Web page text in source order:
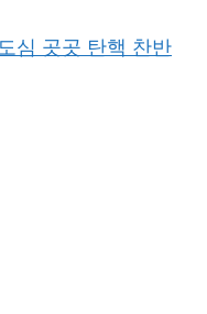
심 곳곳 탄핵 찬반